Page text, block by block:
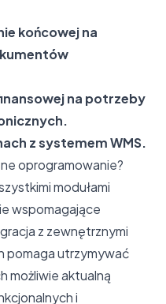
końcowej na
na potrzeby
z systemem WMS.
oprogramowanie?
modułami
wspomagające
z zewnętrznymi
pomaga utrzymywać
możliwie aktualną
i